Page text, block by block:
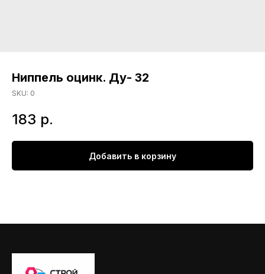
Ниппель оцинк. Ду- 32
SKU: 0
183 р.
Добавить в корзину